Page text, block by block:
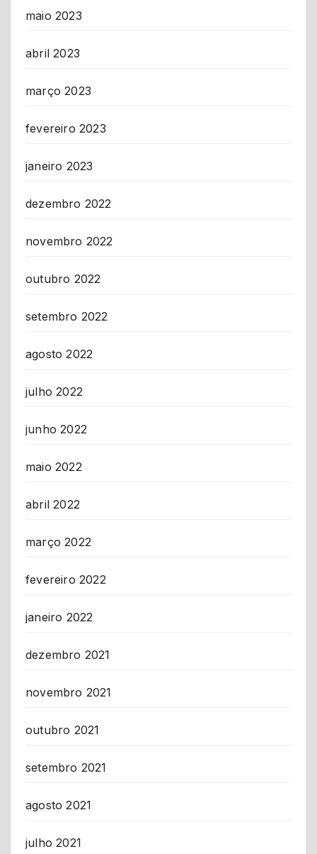
maio 2023
abril 2023
março 2023
fevereiro 2023
janeiro 2023
dezembro 2022
novembro 2022
outubro 2022
setembro 2022
agosto 2022
julho 2022
junho 2022
maio 2022
abril 2022
março 2022
fevereiro 2022
janeiro 2022
dezembro 2021
novembro 2021
outubro 2021
setembro 2021
agosto 2021
julho 2021